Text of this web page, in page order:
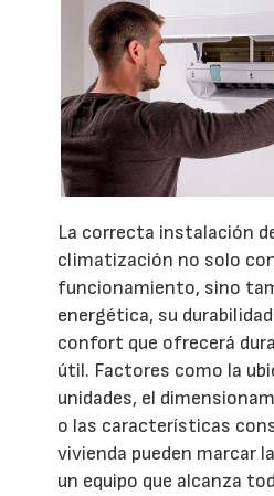
La correcta instalación
climatización no solo
funcionamiento, sino
energética, su
confort que ofrecerá
útil. Factores como la
unidades, el
o las características
vivienda pueden marcar
un equipo que alcanza